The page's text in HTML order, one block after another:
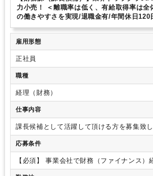
力小売！ ＜離職率は低く、有給取得率は全
の働きやすさを実現/退職金有/年間休日120
雇用形態
正社員
職種
経理（財務）
仕事内容
課長候補として活躍して頂ける方を募集致し
容】・資金繰り予測・金融機関対応・資
務（ファイナンス）における実務の改善、
を期待
【募集背景】
現在財務部門は、経理
課」として12名で構成されておりますが、
応募条件
【必須】 事業会社で財務（ファイナンス）